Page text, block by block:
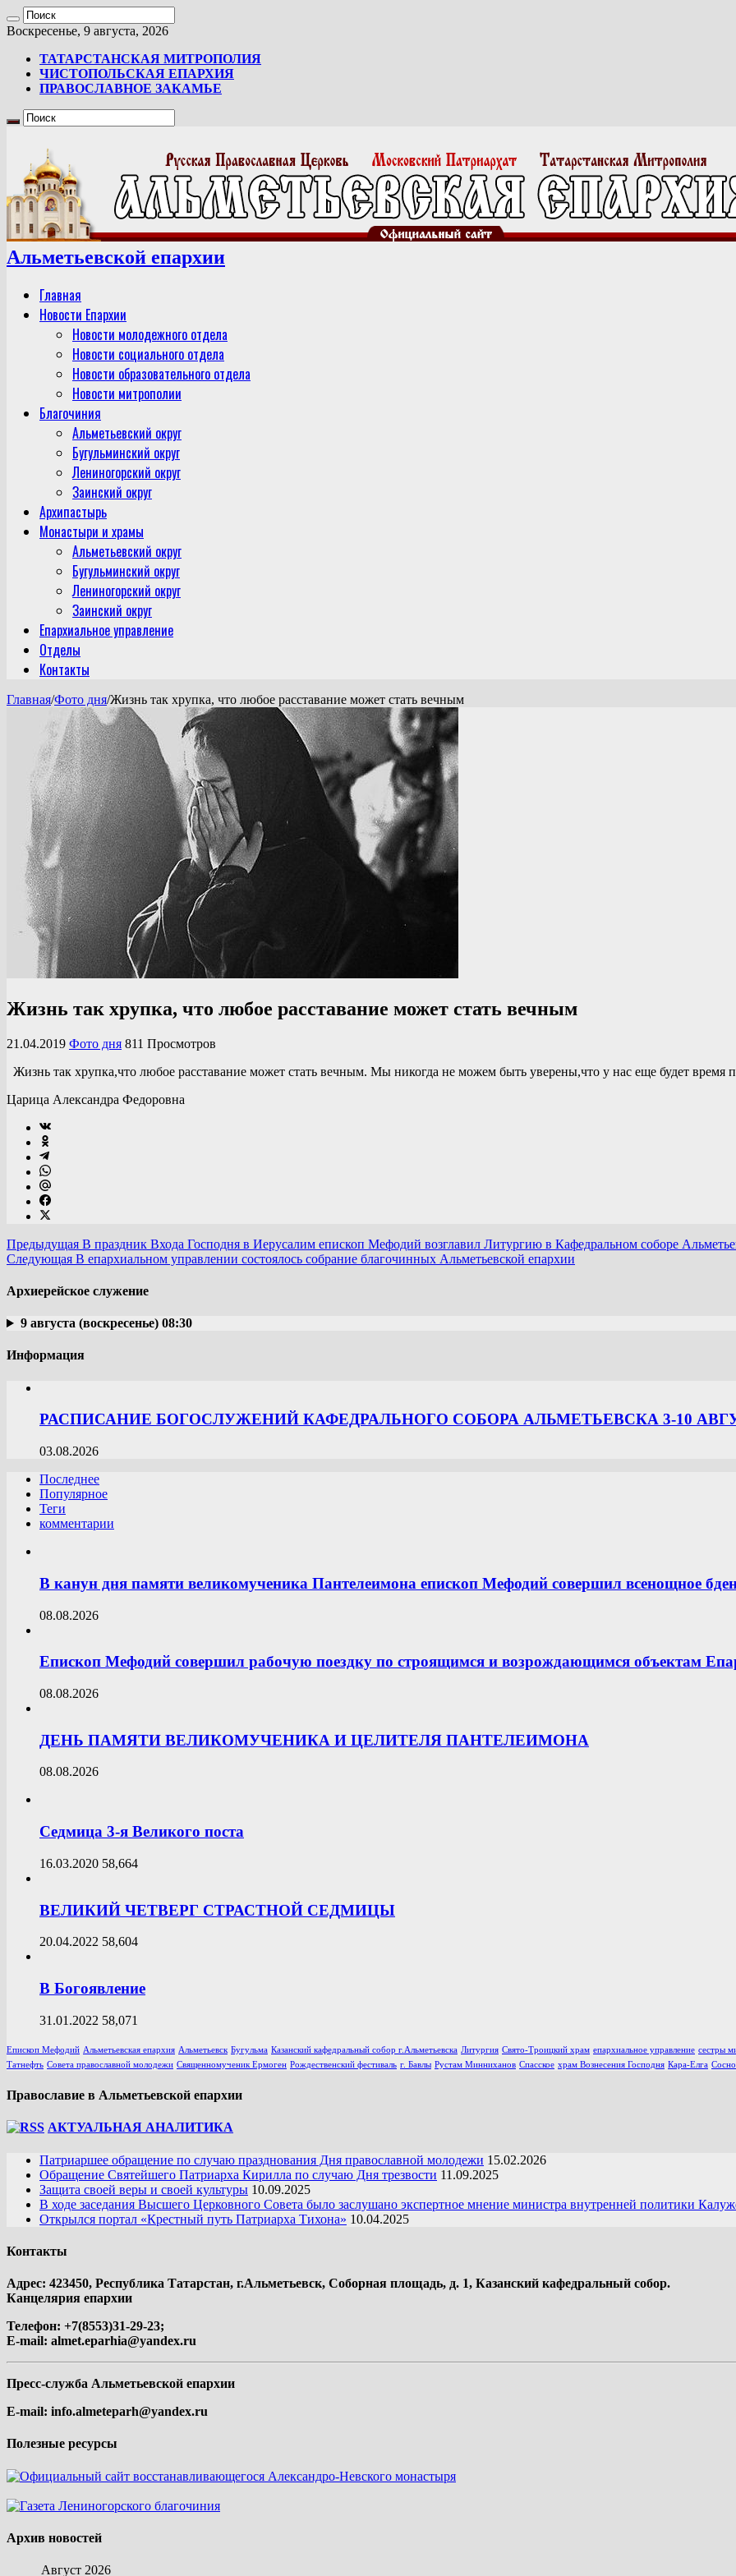
Воскресенье, 9 августа, 2026
ТАТАРСТАНСКАЯ МИТРОПОЛИЯ
ЧИСТОПОЛЬСКАЯ ЕПАРХИЯ
ПРАВОСЛАВНОЕ ЗАКАМЬЕ
Альметьевской епархии
Главная
Новости Епархии
Новости молодежного отдела
Новости социального отдела
Новости образовательного отдела
Новости митрополии
Благочиния
Альметьевский округ
Бугульминский округ
Лениногорский округ
Заинский округ
Архипастырь
Монастыри и храмы
Альметьевский округ
Бугульминский округ
Лениногорский округ
Заинский округ
Епархиальное управление
Отделы
Контакты
Главная/Фото дня/Жизнь так хрупка, что любое расставание может стать вечным
Жизнь так хрупка, что любое расставание может стать вечным
21.04.2019 Фото дня 811 Просмотров
Жизнь так хрупка,что любое расставание может стать вечным. Мы никогда не можем быть уверены,что у нас еще будет
Царица Александра Федоровна
Предыдущая В праздник Входа Господня в Иерусалим епископ Мефодий возглавил Литургию в Кафедральном соборе
Следующая В епархиальном управлении состоялось собрание благочинных Альметьевской епархии
Архиерейское служение
9 августа (воскресенье) 08:30
Информация
РАСПИСАНИЕ БОГОСЛУЖЕНИЙ КАФЕДРАЛЬНОГО СОБОРА АЛЬМЕТЬЕВСКА 3-10
03.08.2026
Последнее
Популярное
Теги
комментарии
В канун дня памяти великомученика Пантелеимона епископ Мефодий совершил всенощное
08.08.2026
Епископ Мефодий совершил рабочую поездку по строящимся и возрождающимся объектам
08.08.2026
ДЕНЬ ПАМЯТИ ВЕЛИКОМУЧЕНИКА И ЦЕЛИТЕЛЯ ПАНТЕЛЕИМОНА
08.08.2026
Седмица 3-я Великого поста
16.03.2020 58,664
ВЕЛИКИЙ ЧЕТВЕРГ СТРАСТНОЙ СЕДМИЦЫ
20.04.2022 58,604
В Богоявление
31.01.2022 58,071
Епископ Мефодий Альметьевская епархия Альметьевск Бугульма Казанский кафедральный собор г.Альметьевска Литургия Свято-Троицкий храм епархиальное управление сестры
Татнефть Совета православной молодежи Священномученик Ермоген Рождественский фестиваль г. Бавлы Рустам Минниханов Спасское храм Вознесения Господня Кара-Елга
Православие в Альметьевской епархии
АКТУАЛЬНАЯ АНАЛИТИКА
Патриаршее обращение по случаю празднования Дня православной молодежи 15.02.2026
Обращение Святейшего Патриарха Кирилла по случаю Дня трезвости 11.09.2025
Защита своей веры и своей культуры 10.09.2025
В ходе заседания Высшего Церковного Совета было заслушано экспертное мнение министра внутренней политики
Открылся портал «Крестный путь Патриарха Тихона» 10.04.2025
Контакты
Адрес: 423450, Республика Татарстан, г.Альметьевск, Соборная площадь, д. 1, Казанский кафедральный собор.
Канцелярия епархии
Телефон: +7(8553)31-29-23;
E-mail: almet.eparhia@yandex.ru
Пресс-служба Альметьевской епархии
E-mail: info.almeteparh@yandex.ru
Полезные ресурсы
Архив новостей
Август 2026